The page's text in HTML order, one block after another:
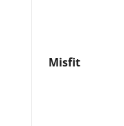
Misfit